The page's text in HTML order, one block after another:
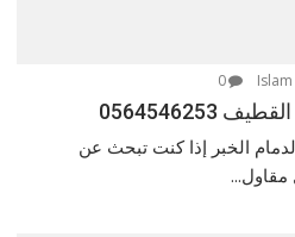
0
الخبر إذا كنت تبحث عن